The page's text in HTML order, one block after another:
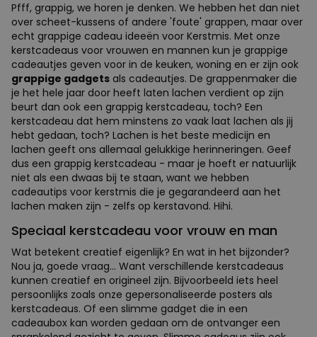
Pfff, grappig, we horen je denken. We hebben het dan niet
over scheet-kussens of andere 'foute' grappen, maar over
echt grappige cadeau ideeën voor Kerstmis. Met onze
kerstcadeaus voor vrouwen en mannen kun je grappige
cadeautjes geven voor in de keuken, woning en er zijn ook
grappige gadgets als cadeautjes. De grappenmaker die
je het hele jaar door heeft laten lachen verdient op zijn
beurt dan ook een grappig kerstcadeau, toch? Een
kerstcadeau dat hem minstens zo vaak laat lachen als jij
hebt gedaan, toch? Lachen is het beste medicijn en
lachen geeft ons allemaal gelukkige herinneringen. Geef
dus een grappig kerstcadeau - maar je hoeft er natuurlijk
niet als een dwaas bij te staan, want we hebben
cadeautips voor kerstmis die je gegarandeerd aan het
lachen maken zijn - zelfs op kerstavond. Hihi.
Speciaal kerstcadeau voor vrouw en man
Wat betekent creatief eigenlijk? En wat in het bijzonder?
Nou ja, goede vraag... Want verschillende kerstcadeaus
kunnen creatief en origineel zijn. Bijvoorbeeld iets heel
persoonlijks zoals onze gepersonaliseerde posters als
kerstcadeaus. Of een slimme gadget die in een
cadeaubox kan worden gedaan om de ontvanger een